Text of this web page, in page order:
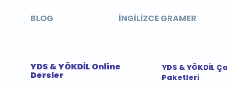
BLOG İNGILIZCE GRAMER
YDS & YÖKDİL Online
Dersler
YDS & YÖKDİL
Paketleri